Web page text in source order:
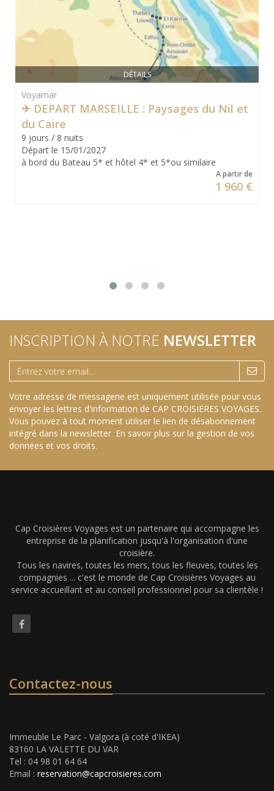
DÉTAILS
Voyamar
✈ DEPART MARSEILLE : Paysages du Nil et
du Caire
9 jours / 8 nuits
Départ le 15/01/2027
à bord du Bateau 5* et hôtel 4* et 5*ou similaire
A partir de
1 960 €
INSCRIPTION À NOTRE NEWSLETTER
Votre adresse de messagerie est uniquement utilisée pour vous
envoyer les lettres d'information de CAP CROISIERES VOYAGES.
Vous pouvez à tout moment utiliser le lien de désabonnement
intégré dans la newsletter. En savoir plus sur la gestion de vos
données et vos droits.
Cap Croisières Voyages est un partenaire qui accompagne les
entreprise de la planification jusqu'à l'organisation d'une
croisière.
Tous les navires, toutes les mers, tous les fleuves, toutes les
compagnies ... c'est le monde de Cap Croisières Voyages au
service accueillant et au conseil professionnel pour sa clientèle !
Contactez-nous
Immeuble Le Parc - Valgora (à coté d'IKEA)
83160 LA VALETTE DU VAR
Tel : 04 98 01 64 64
Email : reservation@capcroisieres.com